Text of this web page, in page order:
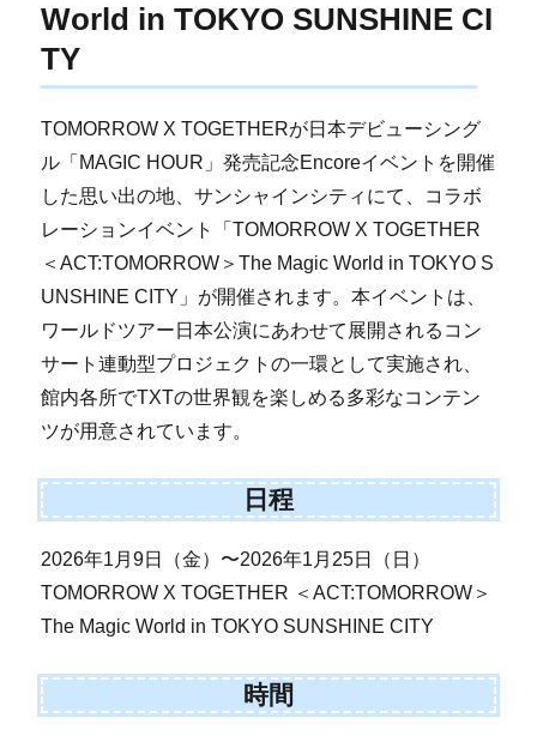
World in TOKYO SUNSHINE CI
TY
TOMORROW X TOGETHERが日本デビューシング
ル「MAGIC HOUR」発売記念Encoreイベントを開催
した思い出の地、サンシャインシティにて、コラボ
レーションイベント「TOMORROW X TOGETHER
＜ACT:TOMORROW＞The Magic World in TOKYO S
UNSHINE CITY」が開催されます。本イベントは、
ワールドツアー日本公演にあわせて展開されるコン
サート連動型プロジェクトの一環として実施され、
館内各所でTXTの世界観を楽しめる多彩なコンテン
ツが用意されています。
日程
2026年1月9日（金）〜2026年1月25日（日）
TOMORROW X TOGETHER ＜ACT:TOMORROW＞
The Magic World in TOKYO SUNSHINE CITY
時間